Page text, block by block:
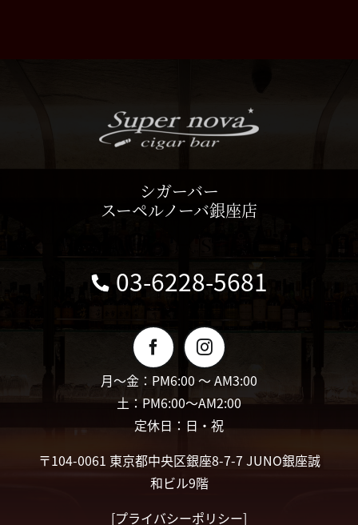
シガーバー
スーペルノーバ銀座店
03-6228-5681
月〜金：PM6:00 〜 AM3:00
土：PM6:00〜AM2:00
定休日：日・祝
〒104-0061 東京都中央区銀座8-7-7 JUNO銀座誠
和ビル9階
[プライバシーポリシー]